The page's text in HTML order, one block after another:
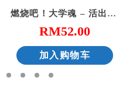
燃烧吧！大学魂 – 活出得胜的大学生活
RM52.00
加入购物车